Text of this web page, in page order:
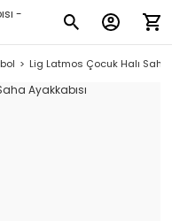
Lig Latmos Çocuk Halı Saha